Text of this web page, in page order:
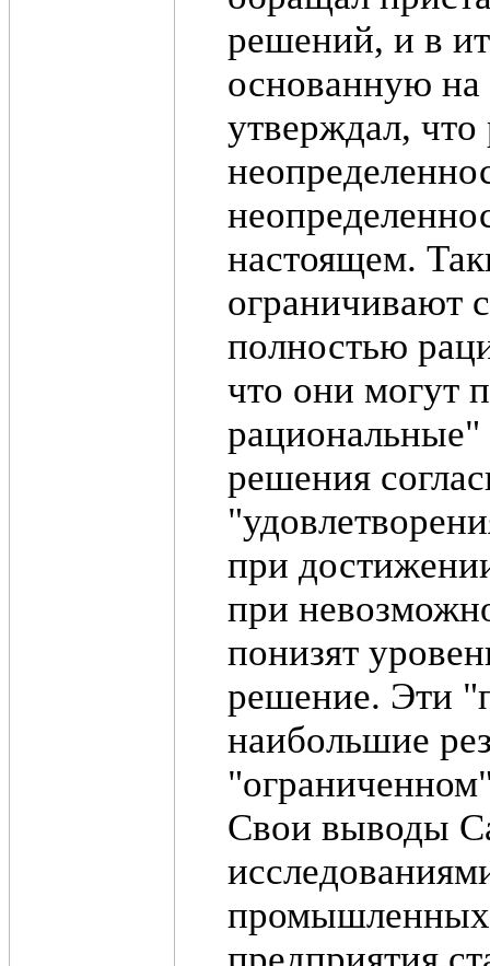
решений, и в
основанную
утверждал, что
настоящем.
ограничивают
полностью
что они могут
решения
при
при
понизят
решение. Эти
наибольшие
Свои выводы
промышленных